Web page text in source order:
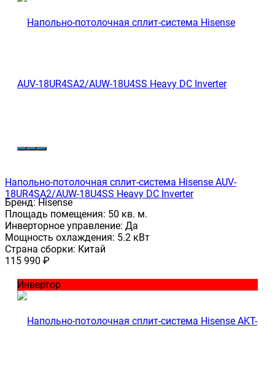
Напольно-потолочная сплит-система Hisense AUV-
18UR4SA2/AUW-18U4SS Heavy DC Inverter
Бренд:Hisense
Площадь помещения: 50 кв. м.
Инверторное управление: Да
Мощность охлаждения: 5.2 кВт
Страна сборки: Китай
115 990 ₽
Инвертор